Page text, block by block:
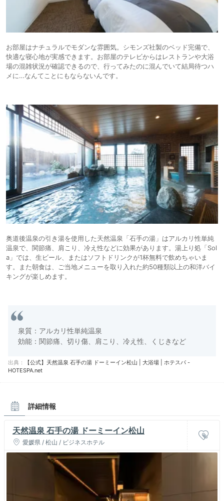
お部屋はナチュラルでモダンな雰囲気。シモンズ社製のベッド完備で、
快適な寝心地が実感できます。お部屋のテレビからはレストランや大浴
場の混雑状況が確認できるので、行ってみたのに混んでいて結局待つハ
メに…なんてことにもならないんです。
奥道後温泉の引き湯を使用した天然温泉「石手の湯」はアルカリ性単純
温泉で、関節痛、肩こり、冷え性などに効果があります。湯上り処「Sol
a」では、生ビール、またはソフトドリンクが1杯無料で飲めちゃいま
す。また朝食は、ご当地メニューを取り入れた約50種類以上の和洋バイ
キングが楽しめます。
泉質：アルカリ性単純温泉
効能：関節痛、切り傷、肩こり、冷え性、くじきなど
出典：
【公式】天然温泉 石手の湯 ドーミーイン松山 | 大浴場 | ホテスパ -
HOTESPA.net
詳細情報
天然温泉 石手の湯 ドーミーイン松山
愛媛県 / 松山 / ビジネスホテル